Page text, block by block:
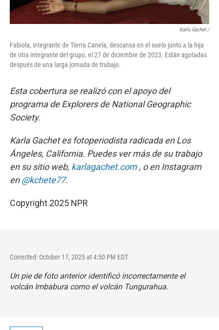
Karla Gachet/
Fabiola, integrante de Tierra Canela, descansa en el suelo junto a la hija
de otra integrante del grupo, el 27 de diciembre de 2023. Están agotadas
después de una larga jornada de trabajo.
Esta cobertura se realizó con el apoyo del
programa de Explorers de National Geographic
Society.
Karla Gachet es fotoperiodista radicada en Los
Ángeles, California. Puedes ver más de su trabajo
en su sitio web, karlagachet.com, o en Instagram
en@kchete77.
Copyright 2025 NPR
Corrected: October 17, 2025 at 4:50 PM EDT
Un pie de foto anterior identificó incorrectamente el
volcán Imbabura como el volcán Tungurahua.